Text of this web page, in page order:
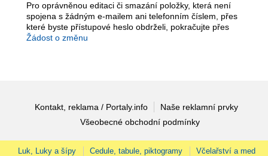
Pro oprávněnou editaci či smazání položky, která není
spojena s žádným e-mailem ani telefonním číslem, přes
které byste přístupové heslo obdrželi, pokračujte přes
Žádost o změnu
Kontakt, reklama / Portaly.info
Naše reklamní prvky
Všeobecné obchodní podmínky
Luk, Luky a šípy Cedule, tabule, piktogramy
Včelařství a med